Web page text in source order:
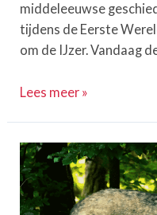
middeleeuwse
tijdens de Eerste
om de IJzer. Vandaag
Bezoek
–
Een
ontspannend
Lees meer »